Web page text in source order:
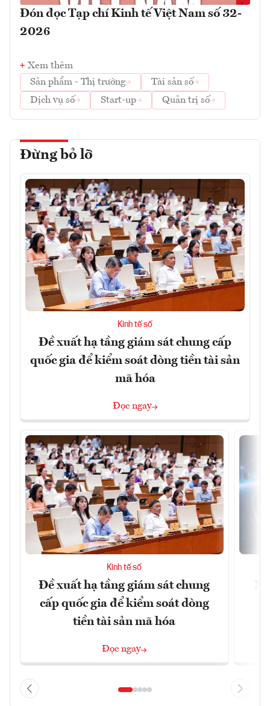
Đón đọc Tạp chí Kinh tế Việt Nam số 32-
2026
Xem thêm
Sản phẩm - Thị trường
Tài sản số
Dịch vụ số
Start-up Quản trị số
Đừng bỏ lỡ
Kinh tế số
Đề xuất hạ tầng giám sát chung cấp
quốc gia để kiểm soát dòng tiền tài sản
mã hóa
Đọc ngay
Kinh tế số
Đề xuất hạ tầng giám sát chung
cấp quốc gia để kiểm soát dòng
tiền tài sản mã hóa
Đọc ngay